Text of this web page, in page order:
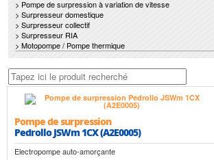
> Pompe de surpression à variation de vitesse
> Surpresseur domestique
> Surpresseur collectif
> Surpresseur RIA
> Motopompe / Pompe thermique
Pompe de surpression
Pedrollo JSWm 1CX (A2E0005)
Electropompe auto-amorçante